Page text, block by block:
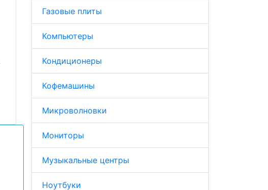
Газовые плиты
Компьютеры
Кондиционеры
Кофемашины
Микроволновки
Мониторы
Музыкальные центры
Ноутбуки